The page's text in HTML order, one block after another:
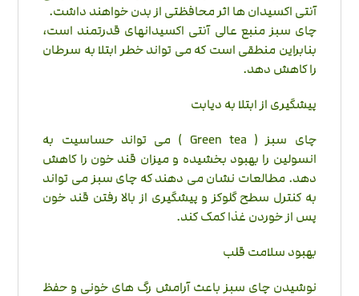
آنتی اکسیدان ها اثر محافظتی از بدن خواهند داشت.
چای سبز منبع عالی آنتی اکسیدانهای قدرتمند است،
بنابراین منطقی است که می تواند خطر ابتلا به سرطان
را کاهش دهد.
پیشگیری از ابتلا به دیابت
چای سبز ( Green tea ) می تواند حساسیت به
انسولین را بهبود بخشیده و میزان قند خون را کاهش
دهد. مطالعات نشان می دهند که چای سبز می تواند
به کنترل سطح گلوکز و پیشگیری از بالا رفتن قند خون
پس از خوردن غذا کمک کند.
بهبود سلامت قلب
نوشیدن چای سبز باعث آرامش رگ های خونی و حفظ